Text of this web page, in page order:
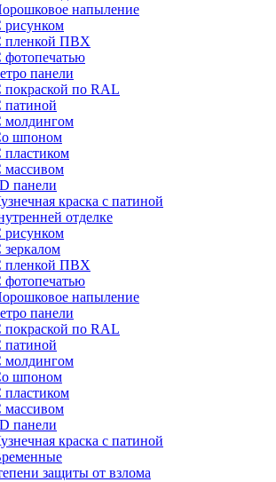
напыление
рисунком
пленкой ПВХ
фотопечатью
панели
покраской по RAL
патиной
молдингом
шпоном
пластиком
массивом
панели
краска с патиной
отделке
рисунком
зеркалом
пленкой ПВХ
фотопечатью
напыление
панели
покраской по RAL
патиной
молдингом
шпоном
пластиком
массивом
панели
краска с патиной
защиты от взлома